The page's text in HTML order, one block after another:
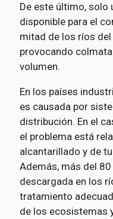
De este último, solo
disponible para el
mitad de los ríos
provocando
volumen.
En los países
es causada por
distribución. En el
el problema está
alcantarillado y de
Además, más del
descargada en los
tratamiento
de los ecosistemas